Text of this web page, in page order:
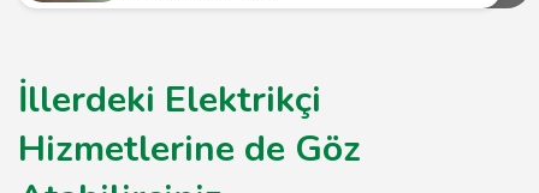
İllerdeki Elektrikçi
Hizmetlerine de Göz